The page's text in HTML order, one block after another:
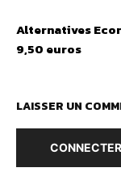
Alternatives
9,50 euros
LAISSER UN